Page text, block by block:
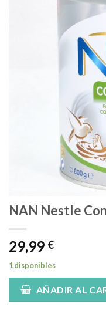
NAN Nestle
29,99 €
1 disponibles
AÑADIR AL